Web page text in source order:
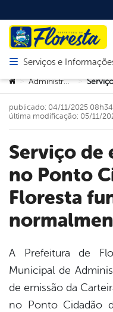
Abrir menu principal de
Serviços e
Você está aqui:
> Administração >
Serviço de emissão de RG
no Ponto
Floresta
publicado: 04/11/2025
última modificação: 05/11/
A Prefeitura de
Municipal de
de emissão da
no Ponto Cidadão